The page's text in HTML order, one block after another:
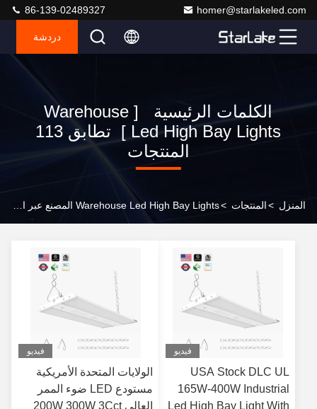
homer@starlakeled.com
86-139-02489327
دردشة
الكلمات الرئيسية [ Warehouse
Led High Bay Lights ] تطابق 113
المنتجات
المنزل >المنتجات >
فيديو
USA Stock DLC UL
165W-400W Industrial
Led High Bay Light With
فيديو
الولايات المتحدة الأمريكية
مستودع LED ضوء الممر
العالي 200W 300W 3Cct